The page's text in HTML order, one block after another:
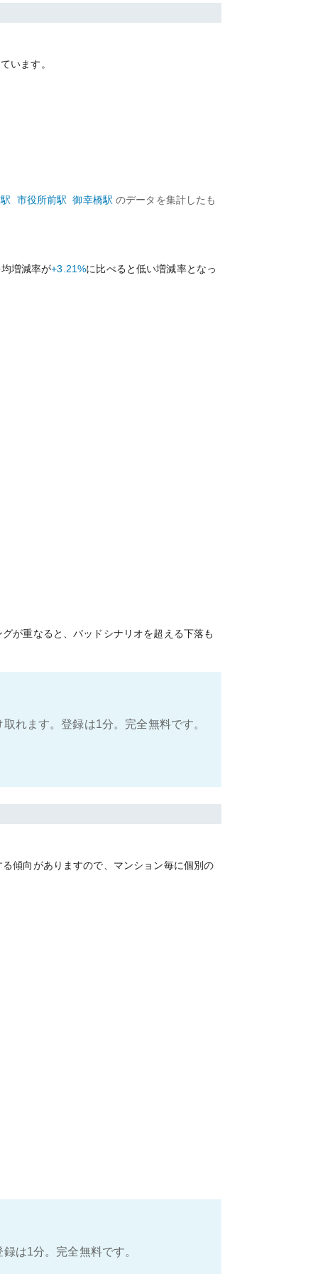
います。
駅 市役所前駅 御幸橋駅 のデータを集計したも
増減率が+3.21%に比べると低い増減率となっ
が重なると、バッドシナリオを超える下落も
れます。登録は1分。完全無料です。
傾向がありますので、マンション毎に個別の
は1分。完全無料です。